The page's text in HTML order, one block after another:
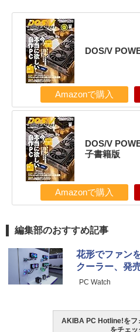
DOS/V
Amazonで購入
DOS/V
子書籍版
Amazonで購入
編集部のおすすめ記事
花形でファン
クーラー、発
PC Watch
AKIBA PC Hotline!をフ
をチェッ